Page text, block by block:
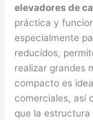
elevadores de
práctica y
especialmente
reducidos,
realizar grandes
compacto es
comerciales, así
que la estructura